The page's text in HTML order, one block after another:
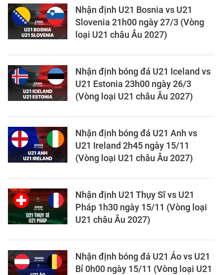
Nhận định U21 Bosnia vs U21
Slovenia 21h00 ngày 27/3 (Vòng
loại U21 châu Âu 2027)
Nhận định bóng đá U21 Iceland vs
U21 Estonia 23h00 ngày 26/3
(Vòng loại U21 châu Âu 2027)
Nhận định bóng đá U21 Anh vs
U21 Ireland 2h45 ngày 15/11
(Vòng loại U21 châu Âu 2027)
Nhận định U21 Thụy Sĩ vs U21
Pháp 1h30 ngày 15/11 (Vòng loại
U21 châu Âu 2027)
Nhận định bóng đá U21 Áo vs U21
Bỉ 0h00 ngày 15/11 (Vòng loại U21